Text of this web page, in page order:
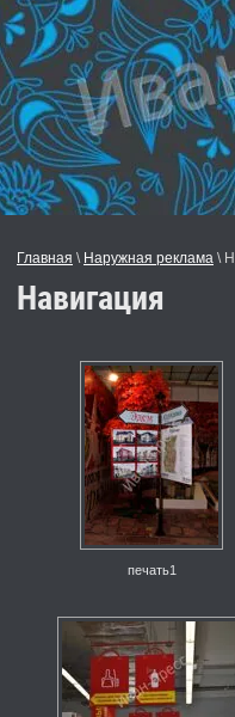
Главная \ Наружная реклама \
Навигация
печать1